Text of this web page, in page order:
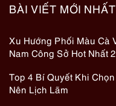
BÀI VIẾT MỚI NHẤT
Xu Hướng Phối Màu Cà
Nam Công Sở Hot Nhất
Top 4 Bí Quyết Khi
Nên Lịch Lãm